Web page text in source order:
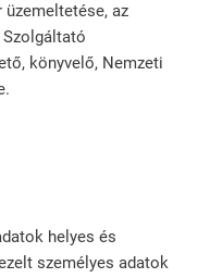
az
könyvelő, Nemzeti
helyes és
személyes adatok